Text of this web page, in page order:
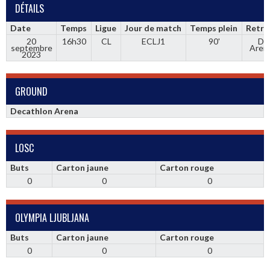
DÉTAILS
Date Temps Ligue Jour de match Temps plein
20
septembre
2023
16h30 CL ECLJ1 90'
GROUND
Decathlon Arena
LOSC
Buts Carton jaune
Carton rouge
0
0 0
OLYMPIA LJUBLJANA
Buts Carton jaune
Carton rouge
0
0 0